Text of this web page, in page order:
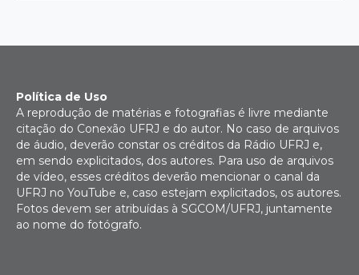
Política de Uso
A reprodução de matérias e fotografias é livre mediante
citação do Conexão UFRJ e do autor. No caso de arquivos
de áudio, deverão constar os créditos da Rádio UFRJ e,
em sendo explicitados, dos autores. Para uso de arquivos
de vídeo, esses créditos deverão mencionar o canal da
UFRJ no YouTube e, caso estejam explicitados, os autores.
Fotos devem ser atribuídas à SGCOM/UFRJ, juntamente
ao nome do fotógrafo.